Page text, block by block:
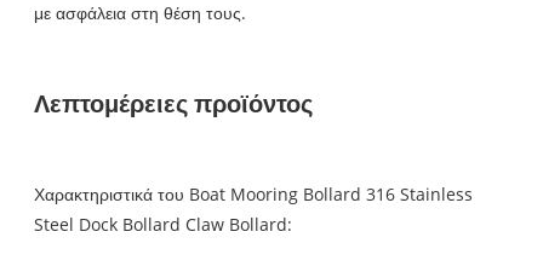
με ασφάλεια στη θέση τους.
Λεπτομέρειες προϊόντος
Χαρακτηριστικά του Boat Mooring Bollard 316 Stainless
Steel Dock Bollard Claw Bollard: